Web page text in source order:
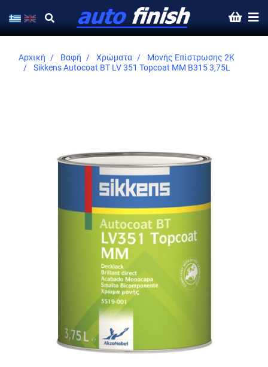
Αρχική Βαφή Χρώματα
Μονής Επίστρωσης 2K
Sikkens Autocoat BT LV 351 Topcoat MM B315 3,75L